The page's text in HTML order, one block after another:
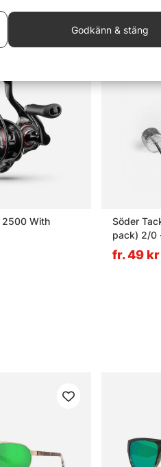
2500 With
Söder
pack) 2/0
fr. 49 kr
Godkänn & stäng